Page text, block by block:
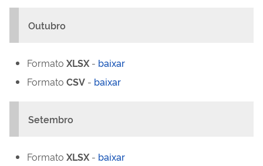
Outubro
Formato XLSX - baixar
Formato CSV - baixar
Setembro
Formato XLSX - baixar